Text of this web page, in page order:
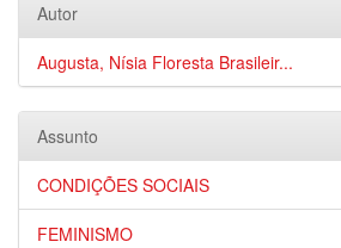
Autor
Augusta, Nísia Floresta Brasileir...
Assunto
CONDIÇÕES SOCIAIS
FEMINISMO